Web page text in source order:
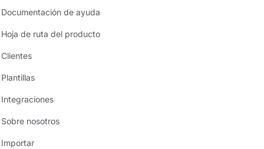
Documentación de ayuda
Hoja de ruta del producto
Clientes
Plantillas
Integraciones
Sobre nosotros
Importar